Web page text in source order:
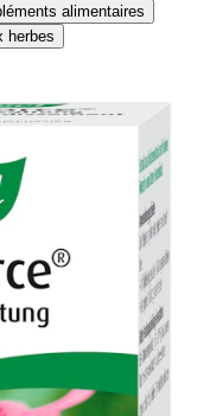
alimentaires
herbes